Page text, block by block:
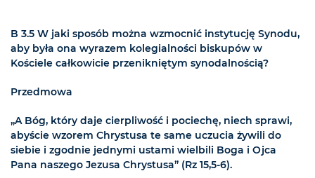
B 3.5 W jaki sposób można wzmocnić instytucję Synodu,
aby była ona wyrazem kolegialności biskupów w
Kościele całkowicie przenikniętym synodalnością?
Przedmowa
„A Bóg, który daje cierpliwość i pociechę, niech sprawi,
abyście wzorem Chrystusa te same uczucia żywili do
siebie i zgodnie jednymi ustami wielbili Boga i Ojca
Pana naszego Jezusa Chrystusa” (Rz 15,5-6).